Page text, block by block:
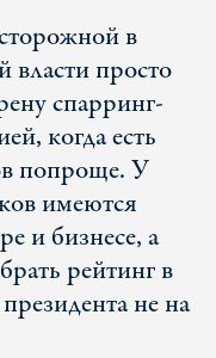
в
власти просто
спарринг-
когда есть
попроще. У
имеются
и бизнесе, а
рейтинг в
не на